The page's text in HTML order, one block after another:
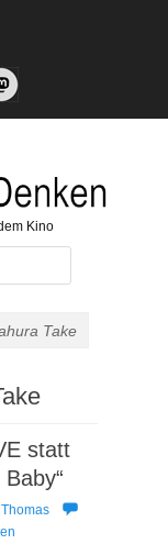
Kino
Take
statt
Thomas